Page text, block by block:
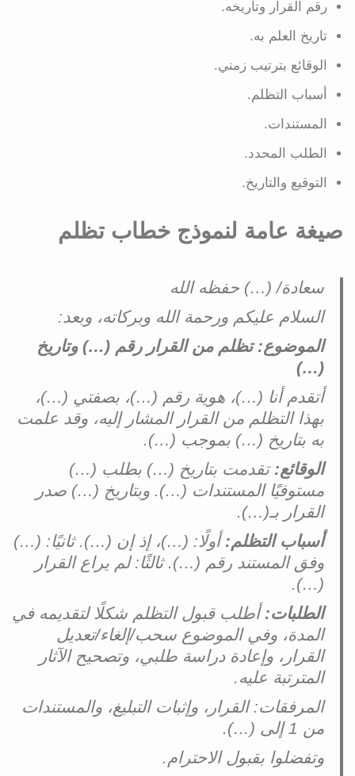
رقم القرار وتاريخه.
تاريخ العلم به.
الوقائع بترتيب زمني.
أسباب التظلم.
المستندات.
الطلب المحدد.
التوقيع والتاريخ.
صيغة عامة لنموذج خطاب تظلم
سعادة/ (…) حفظه الله
السلام عليكم ورحمة الله وبركاته، وبعد:
الموضوع: تظلم من القرار رقم (…) وتاريخ
(…)
أتقدم أنا (…)، هوية رقم (…)، بصفتي (…)،
بهذا التظلم من القرار المشار إليه، وقد علمت
به بتاريخ (…) بموجب (…).
الوقائع: تقدمت بتاريخ (…) بطلب (…)
مستوفيًا المستندات (…). وبتاريخ (…) صدر
القرار بـ(…).
أسباب التظلم: أولًا: (…)، إذ إن (…). ثانيًا: (…)
وفق المستند رقم (…). ثالثًا: لم يراع القرار
(…).
الطلبات: أطلب قبول التظلم شكلًا لتقديمه في
المدة، وفي الموضوع سحب/إلغاء/تعديل
القرار، وإعادة دراسة طلبي، وتصحيح الآثار
المترتبة عليه.
المرفقات: القرار، وإثبات التبليغ، والمستندات
من 1 إلى (…).
وتفضلوا بقبول الاحترام.